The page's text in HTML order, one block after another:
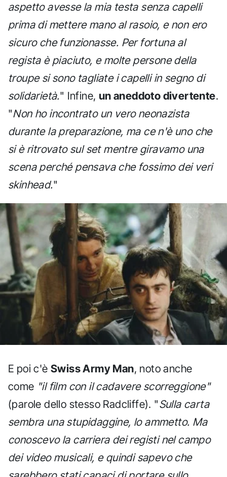
aspetto avesse la mia testa senza capelli
prima di mettere mano al rasoio, e non ero
sicuro che funzionasse. Per fortuna al
regista è piaciuto, e molte persone della
troupe si sono tagliate i capelli in segno di
solidarietà." Infine, un aneddoto divertente.
"Non ho incontrato un vero neonazista
durante la preparazione, ma ce n'è uno che
si è ritrovato sul set mentre giravamo una
scena perché pensava che fossimo dei veri
skinhead."
E poi c'è Swiss Army Man, noto anche
come "il film con il cadavere scorreggione"
(parole dello stesso Radcliffe). "Sulla carta
sembra una stupidaggine, lo ammetto. Ma
conoscevo la carriera dei registi nel campo
dei video musicali, e quindi sapevo che